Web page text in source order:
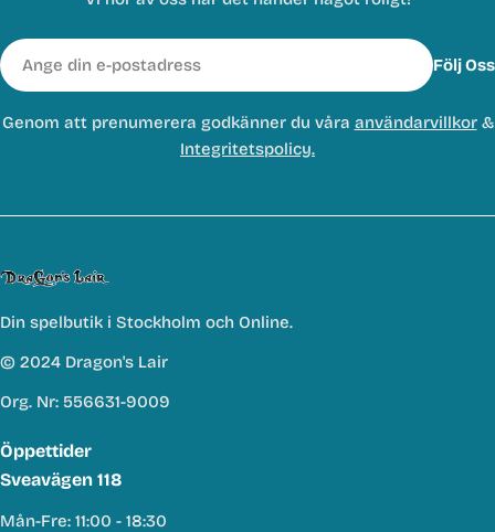
E-
post
Följ Oss
Genom att prenumerera godkänner du våra användarvillkor&
Integritetspolicy.
Din spelbutik i Stockholm och Online.
© 2024 Dragon's Lair
Org. Nr: 556631-9009
Öppettider
Sveavägen 118
Mån-Fre: 11:00 - 18:30